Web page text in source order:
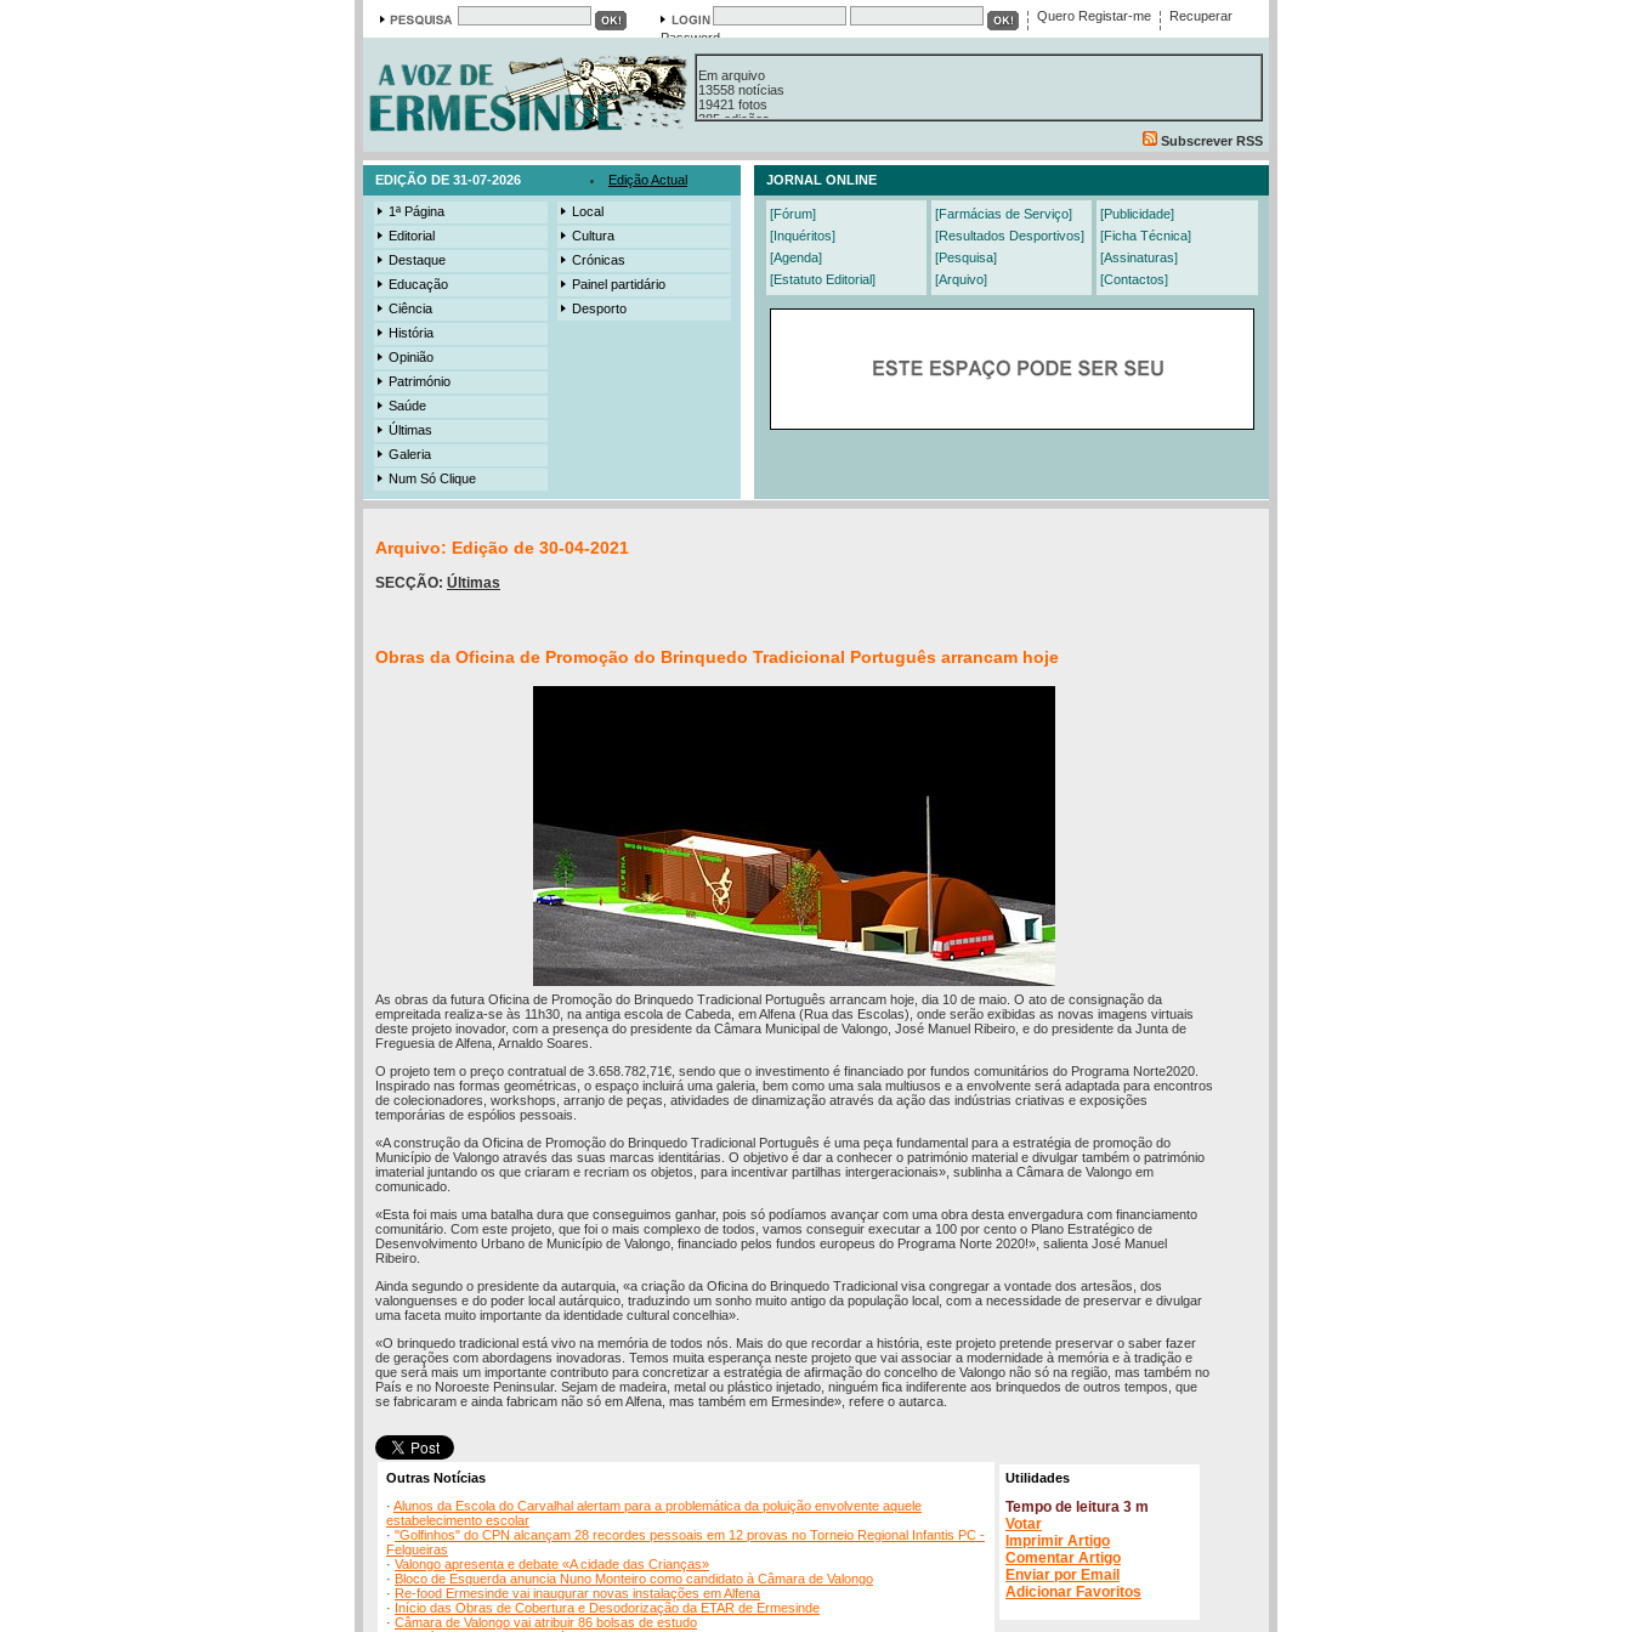
Quero Registar-me
Recuperar
Password
13558 notícias
19421 fotos
385 edições
3206 mensagens
Subscrever RSS
EDIÇÃO DE 31-07-2026 Edição Actual JORNAL ONLINE
1ª Página
Editorial
Destaque
Educação
Ciência
História
Opinião
Património
Saúde
Últimas
Galeria
Num Só Clique
Local
Cultura
Crónicas
Painel partidário
Desporto
[Fórum]
[Inquéritos]
[Agenda]
[Estatuto Editorial]
[Farmácias de Serviço]
[Resultados Desportivos]
[Pesquisa]
[Arquivo]
[Publicidade]
[Ficha Técnica]
[Assinaturas]
[Contactos]
Arquivo: Edição de 30-04-2021
SECÇÃO: Últimas
Obras da Oficina de Promoção do Brinquedo Tradicional Português arrancam hoje
As obras da futura Oficina de Promoção do Brinquedo Tradicional Português arrancam hoje, dia 10 de maio. O ato de consignação da
empreitada realiza-se às 11h30, na antiga escola de Cabeda, em Alfena (Rua das Escolas), onde serão exibidas as novas imagens virtuais
deste projeto inovador, com a presença do presidente da Câmara Municipal de Valongo, José Manuel Ribeiro, e do presidente da Junta de
Freguesia de Alfena, Arnaldo Soares.
O projeto tem o preço contratual de 3.658.782,71€, sendo que o investimento é financiado por fundos comunitários do Programa Norte2020.
Inspirado nas formas geométricas, o espaço incluirá uma galeria, bem como uma sala multiusos e a envolvente será adaptada para encontros
de colecionadores, workshops, arranjo de peças, atividades de dinamização através da ação das indústrias criativas e exposições
temporárias de espólios pessoais.
«A construção da Oficina de Promoção do Brinquedo Tradicional Português é uma peça fundamental para a estratégia de promoção do
Município de Valongo através das suas marcas identitárias. O objetivo é dar a conhecer o património material e divulgar também o património
imaterial juntando os que criaram e recriam os objetos, para incentivar partilhas intergeracionais», sublinha a Câmara de Valongo em
comunicado.
«Esta foi mais uma batalha dura que conseguimos ganhar, pois só podíamos avançar com uma obra desta envergadura com financiamento
comunitário. Com este projeto, que foi o mais complexo de todos, vamos conseguir executar a 100 por cento o Plano Estratégico de
Desenvolvimento Urbano de Município de Valongo, financiado pelos fundos europeus do Programa Norte 2020!», salienta José Manuel
Ribeiro.
Ainda segundo o presidente da autarquia, «a criação da Oficina do Brinquedo Tradicional visa congregar a vontade dos artesãos, dos
valonguenses e do poder local autárquico, traduzindo um sonho muito antigo da população local, com a necessidade de preservar e divulgar
uma faceta muito importante da identidade cultural concelhia».
«O brinquedo tradicional está vivo na memória de todos nós. Mais do que recordar a história, este projeto pretende preservar o saber fazer
de gerações com abordagens inovadoras. Temos muita esperança neste projeto que vai associar a modernidade à memória e à tradição e
que será mais um importante contributo para concretizar a estratégia de afirmação do concelho de Valongo não só na região, mas também no
País e no Noroeste Peninsular. Sejam de madeira, metal ou plástico injetado, ninguém fica indiferente aos brinquedos de outros tempos, que
se fabricaram e ainda fabricam não só em Alfena, mas também em Ermesinde», refere o autarca.
Outras Notícias
· Alunos da Escola do Carvalhal alertam para a problemática da poluição envolvente aquele
estabelecimento escolar
· "Golfinhos" do CPN alcançam 28 recordes pessoais em 12 provas no Torneio Regional Infantis PC -
Felgueiras
· Valongo apresenta e debate «A cidade das Crianças»
· Bloco de Esquerda anuncia Nuno Monteiro como candidato à Câmara de Valongo
· Re-food Ermesinde vai inaugurar novas instalações em Alfena
· Início das Obras de Cobertura e Desodorização da ETAR de Ermesinde
· Câmara de Valongo vai atribuir 86 bolsas de estudo
Utilidades
Tempo de leitura 3 m
Votar
Imprimir Artigo
Comentar Artigo
Enviar por Email
Adicionar Favoritos